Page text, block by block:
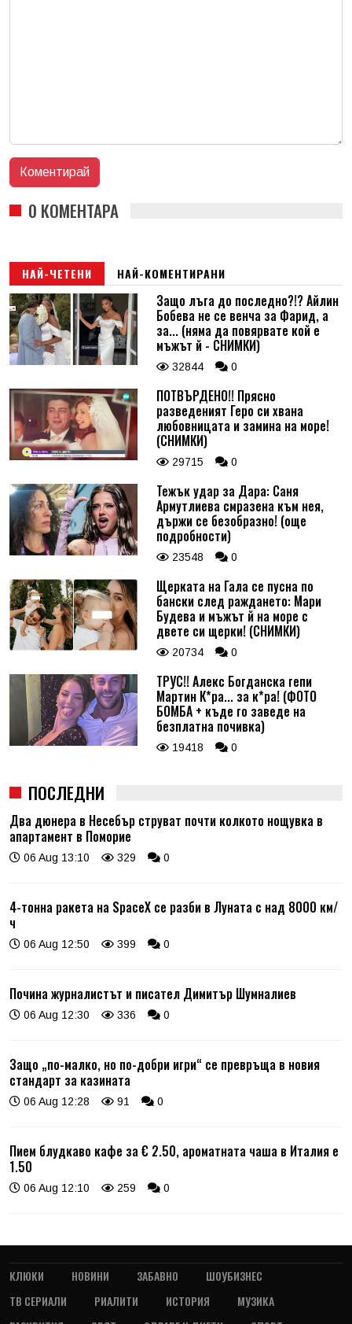
0 КОМЕНТАРА
НАЙ-ЧЕТЕНИ НАЙ-КОМЕНТИРАНИ
Защо лъга до последно?!? Айлин
Бобева не се венча за Фарид, а
за... (няма да повярвате кой е
мъжът й - СНИМКИ)
32844 0
ПОТВЪРДЕНО!! Прясно
разведеният Геро си хвана
любовницата и замина на море!
(СНИМКИ)
29715 0
Тежък удар за Дара: Саня
Армутлиева смразена към нея,
държи се безобразно! (още
подробности)
23548 0
Щерката на Гала се пусна по
бански след раждането: Мари
Будева и мъжът й на море с
двете си щерки! (СНИМКИ)
20734 0
ТРУС!! Алекс Богданска гепи
Мартин К*ра... за к*ра! (ФОТО
БОМБА + къде го заведе на
безплатна почивка)
19418 0
ПОСЛЕДНИ
Два дюнера в Несебър струват почти колкото нощувка в
апартамент в Поморие
06 Aug 13:10 329 0
4-тонна ракета на SpaceX се разби в Луната с над 8000 км/
ч
06 Aug 12:50 399 0
Почина журналистът и писател Димитър Шумналиев
06 Aug 12:30 336 0
Защо „по-малко, но по-добри игри“ се превръща в новия
стандарт за казината
06 Aug 12:28 91 0
Пием блудкаво кафе за € 2.50, ароматната чаша в Италия е
1.50
06 Aug 12:10 259 0
КЛЮКИ НОВИНИ ЗАБАВНО
ШОУБИЗНЕС
ТВ СЕРИАЛИ
РИАЛИТИ ИСТОРИЯ
МУЗИКА